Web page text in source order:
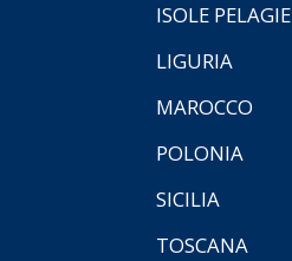
ISOLE PELAGIE
LIGURIA
MAROCCO
POLONIA
SICILIA
TOSCANA